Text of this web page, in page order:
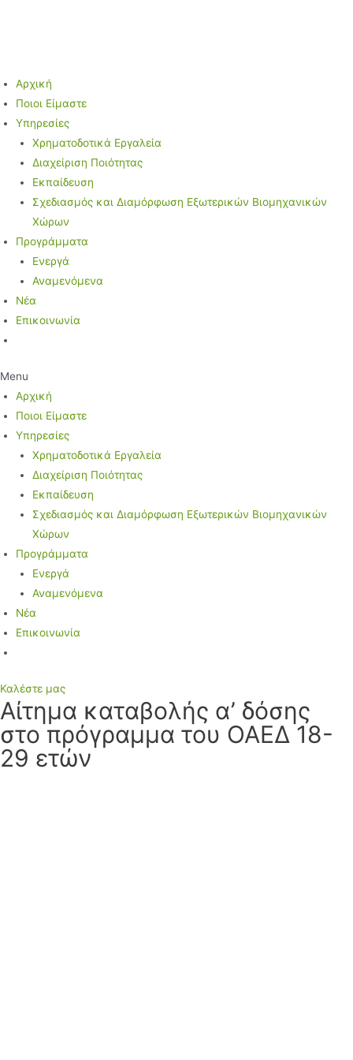
Αρχική
Ποιοι Είμαστε
Υπηρεσίες
Χρηματοδοτικά Εργαλεία
Διαχείριση Ποιότητας
Εκπαίδευση
Σχεδιασμός και Διαμόρφωση Εξωτερικών Βιομηχανικών
Χώρων
Προγράμματα
Ενεργά
Αναμενόμενα
Νέα
Επικοινωνία
Menu
Αρχική
Ποιοι Είμαστε
Υπηρεσίες
Χρηματοδοτικά Εργαλεία
Διαχείριση Ποιότητας
Εκπαίδευση
Σχεδιασμός και Διαμόρφωση Εξωτερικών Βιομηχανικών
Χώρων
Προγράμματα
Ενεργά
Αναμενόμενα
Νέα
Επικοινωνία
Καλέστε μας
Αίτημα καταβολής α’ δόσης
στο πρόγραμμα του ΟΑΕΔ 18-
29 ετών